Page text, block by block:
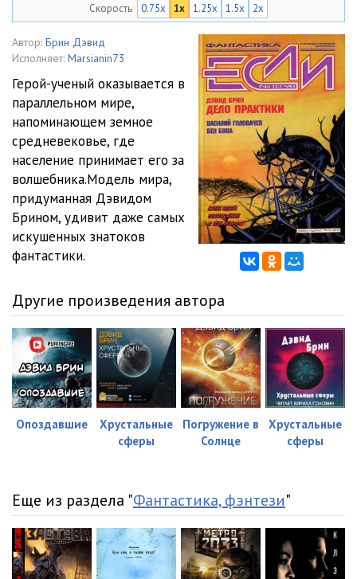
06 23:53
30:23
08
09 37:10
10 25:21
11 25:21
12 25:45
13
14
15 23:11
Скорость 0.75x 1x 1.25x 1.5x 2x
Автор: Брин Дэвид
Исполняет: Marsianin73
Герой-ученый оказывается в
параллельном мире,
напоминающем земное
средневековье, где
население принимает его за
волшебника.Модель мира,
придуманная Дэвидом
Брином, удивит даже самых
искушенных знатоков
фантастики.
Другие произведения автора
Опоздавшие
Хрустальные
сферы
Погружение в
Солнце
Хрустальные
сферы
Еще из раздела "Фантастика, фэнтези"